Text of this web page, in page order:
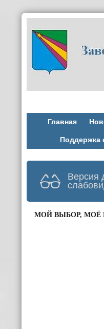
Главная
Поддержка
Версия
МОЙ ВЫБОР, МОЁ